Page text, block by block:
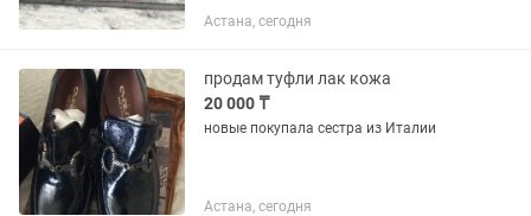
лечения дерматологических
заболеваний таких как:псориаз,
возбудителями которых являются
дерматофиты...
Астана, сегодня
продам туфли лак кожа
20 000 ₸
новые покупала сестра из Италии
Астана, сегодня